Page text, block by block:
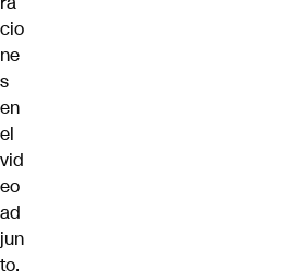
cio
ne
s
en
el
vid
eo
ad
jun
to.